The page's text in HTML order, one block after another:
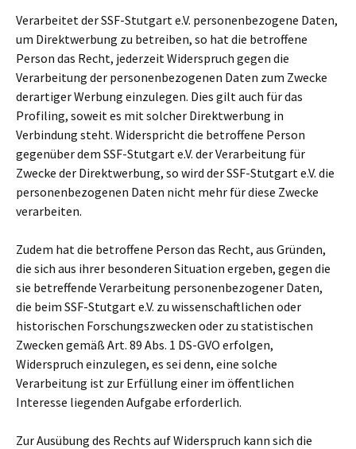
Verarbeitet der SSF-Stutgart e.V. personenbezogene Daten,
um Direktwerbung zu betreiben, so hat die betroffene
Person das Recht, jederzeit Widerspruch gegen die
Verarbeitung der personenbezogenen Daten zum Zwecke
derartiger Werbung einzulegen. Dies gilt auch für das
Profiling, soweit es mit solcher Direktwerbung in
Verbindung steht. Widerspricht die betroffene Person
gegenüber dem SSF-Stutgart e.V. der Verarbeitung für
Zwecke der Direktwerbung, so wird der SSF-Stutgart e.V. die
personenbezogenen Daten nicht mehr für diese Zwecke
verarbeiten.
Zudem hat die betroffene Person das Recht, aus Gründen,
die sich aus ihrer besonderen Situation ergeben, gegen die
sie betreffende Verarbeitung personenbezogener Daten,
die beim SSF-Stutgart e.V. zu wissenschaftlichen oder
historischen Forschungszwecken oder zu statistischen
Zwecken gemäß Art. 89 Abs. 1 DS-GVO erfolgen,
Widerspruch einzulegen, es sei denn, eine solche
Verarbeitung ist zur Erfüllung einer im öffentlichen
Interesse liegenden Aufgabe erforderlich.
Zur Ausübung des Rechts auf Widerspruch kann sich die